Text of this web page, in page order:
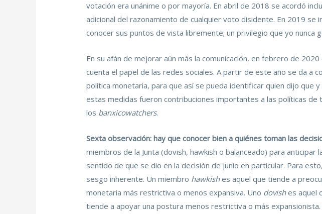
votación era unánime o por mayoría. En abril de 2018 se acordó
adicional del razonamiento de cualquier voto disidente. En 2019
conocer sus puntos de vista libremente; un privilegio que yo nunca
En su afán de mejorar aún más la comunicación, en febrero de
cuenta el papel de las redes sociales. A partir de este año se da a
política monetaria, para que así se pueda identificar quien dijo que
estas medidas fueron contribuciones importantes a las políticas de
los banxicowatchers.
Sexta observación: hay que conocer bien a quiénes toman las
miembros de la Junta (dovish, hawkish o balanceado) para
sentido de que se dio en la decisión de junio en particular. Para
sesgo inherente. Un miembro hawkishes aquel que tiende a
monetaria más restrictiva o menos expansiva. Uno dovishes aquel
tiende a apoyar una postura menos restrictiva o más